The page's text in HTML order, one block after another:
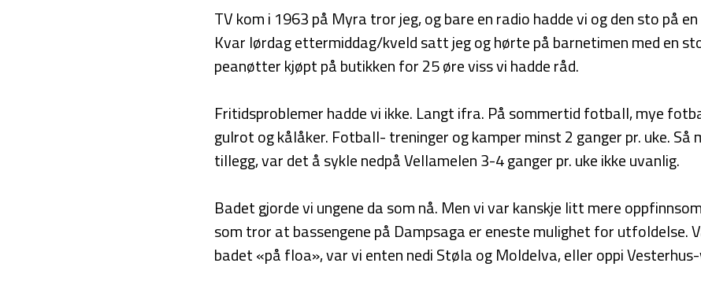
TV kom i 1963 på Myra tror jeg, og bare en radio hadde vi og den sto på
Kvar lørdag ettermiddag/kveld satt jeg og hørte på barnetimen med en
peanøtter kjøpt på butikken for 25 øre viss vi hadde råd.
Fritidsproblemer hadde vi ikke. Langt ifra. På sommertid fotball, mye
gulrot og kålåker. Fotball- treninger og kamper minst 2 ganger pr. uke. Så
tillegg, var det å sykle nedpå Vellamelen 3-4 ganger pr. uke ikke uvanlig.
Badet gjorde vi ungene da som nå. Men vi var kanskje litt mere
som tror at bassengene på Dampsaga er eneste mulighet for utfoldelse.
badet «på floa», var vi enten nedi Støla og Moldelva, eller oppi